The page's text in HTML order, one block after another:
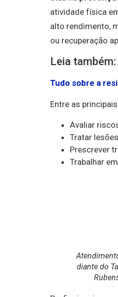
atividade física
alto rendimento,
ou recuperação
Leia também:
Tudo sobre a
Entre as
Avaliar
Tratar
Prescrever
Trabalhar
diante do